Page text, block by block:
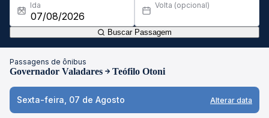
Ida Volta (opcional)
Buscar Passagem
Passagens de ônibus
Governador Valadares Teófilo Otoni
Sexta-feira, 07 de Agosto Alterar data